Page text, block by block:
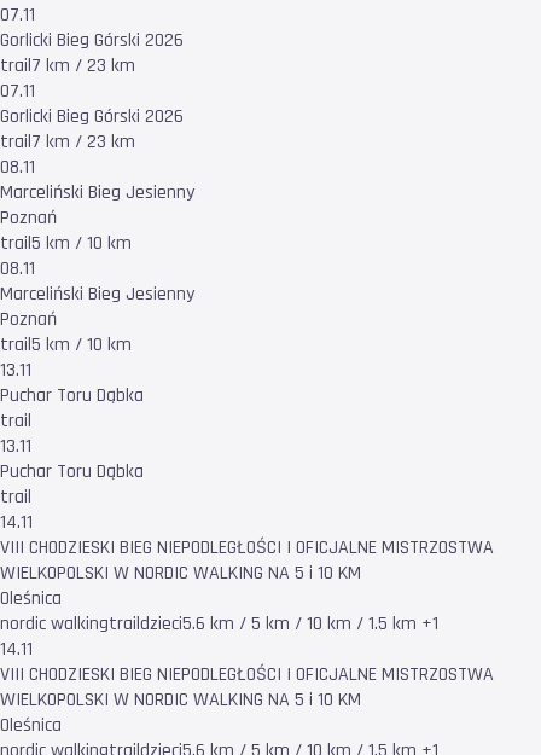
07.11
Gorlicki Bieg Górski 2026
trail7 km / 23 km
07.11
Gorlicki Bieg Górski 2026
trail7 km / 23 km
08.11
Marceliński Bieg Jesienny
Poznań
trail5 km / 10 km
08.11
Marceliński Bieg Jesienny
Poznań
trail5 km / 10 km
13.11
Puchar Toru Dąbka
trail
13.11
Puchar Toru Dąbka
trail
14.11
VIII CHODZIESKI BIEG NIEPODLEGŁOŚCI I OFICJALNE MISTRZOSTWA
WIELKOPOLSKI W NORDIC WALKING NA 5 i 10 KM
Oleśnica
nordic walkingtraildzieci5.6 km / 5 km / 10 km / 1.5 km +1
14.11
VIII CHODZIESKI BIEG NIEPODLEGŁOŚCI I OFICJALNE MISTRZOSTWA
WIELKOPOLSKI W NORDIC WALKING NA 5 i 10 KM
Oleśnica